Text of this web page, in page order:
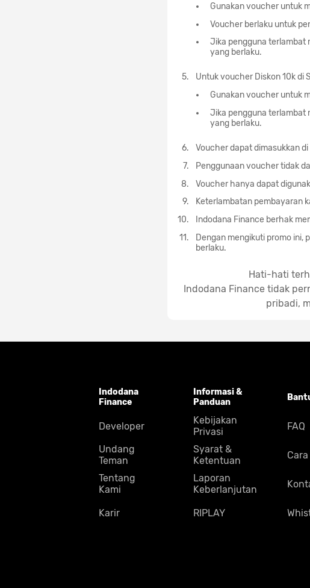
Gunakan voucher untuk
Voucher berlaku untuk
Jika pengguna terlambat
yang berlaku.
Untuk voucher Diskon 10k di
Gunakan voucher untuk
Jika pengguna terlambat
yang berlaku.
Voucher dapat dimasukkan
Penggunaan voucher tidak
Voucher hanya dapat
Keterlambatan pembayaran
Indodana Finance berhak
Dengan mengikuti promo ini,
berlaku.
Hati-hati
Indodana Finance tidak
pribadi,
Indodana
Finance
Developer
Undang
Teman
Tentang
Kami
Karir
Informasi &
Panduan
Kebijakan
Privasi
Syarat &
Ketentuan
Laporan
Keberlanjutan
RIPLAY
FAQ